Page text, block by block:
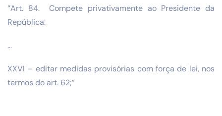
“Art. 84. Compete privativamente ao Presidente da
República:
…
XXVI – editar medidas provisórias com força de lei, nos
termos do art. 62;”